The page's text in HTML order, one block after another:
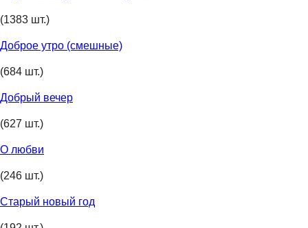
(1383 шт.)
Доброе утро (смешные)
(684 шт.)
Добрый вечер
(627 шт.)
О любви
(246 шт.)
Старый новый год